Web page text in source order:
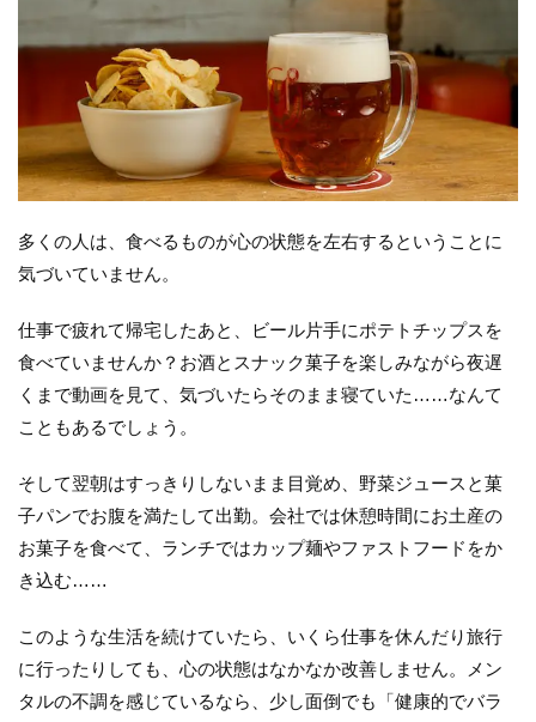
多くの人は、食べるものが心の状態を左右するということに
気づいていません。
仕事で疲れて帰宅したあと、ビール片手にポテトチップスを
食べていませんか？お酒とスナック菓子を楽しみながら夜遅
くまで動画を見て、気づいたらそのまま寝ていた……なんて
こともあるでしょう。
そして翌朝はすっきりしないまま目覚め、野菜ジュースと菓
子パンでお腹を満たして出勤。会社では休憩時間にお土産の
お菓子を食べて、ランチではカップ麺やファストフードをか
き込む……
このような生活を続けていたら、いくら仕事を休んだり旅行
に行ったりしても、心の状態はなかなか改善しません。メン
タルの不調を感じているなら、少し面倒でも「健康的でバラ